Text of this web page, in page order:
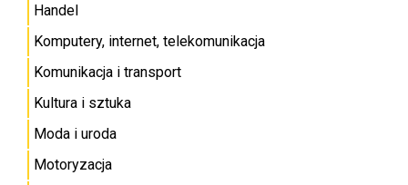
Handel
Komputery, internet, telekomunikacja
Komunikacja i transport
Kultura i sztuka
Moda i uroda
Motoryzacja